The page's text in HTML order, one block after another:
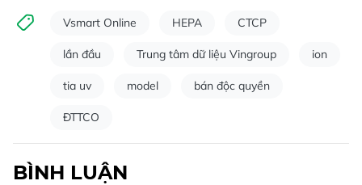
Vsmart Online HEPA CTCP
lần đầu Trung tâm dữ liệu Vingroup ion
tia uv model bán độc quyền
ĐTTCO
BÌNH LUẬN